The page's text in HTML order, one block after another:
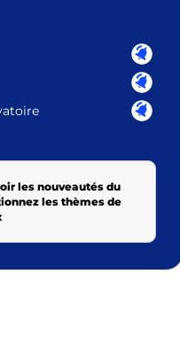
les nouveautés du
les thèmes de